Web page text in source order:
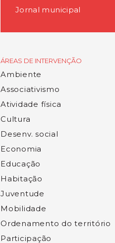
Jornal municipal
ÁREAS DE INTERVENÇÃO
Ambiente
Associativismo
Atividade física
Cultura
Desenv. social
Economia
Educação
Habitação
Juventude
Mobilidade
Ordenamento do território
Participação